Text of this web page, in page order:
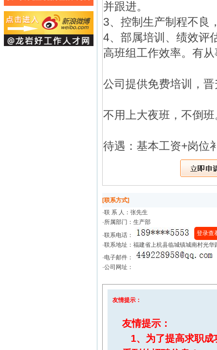
并跟进。
3、控制生产制程不良
4、部属培训、绩效评
高班组工作效率。有
公司提供免费培训，
不用上大夜班，不倒班
待遇：基本工资+岗位
[联系方式]
·联 系 人： 张先生
·所属部门：生产部
·联系电话：
登录查
·联系地址：福建省上杭县临城镇城南村光华
·电子邮件：
·公司网址：
友情提示：
友情提示：
1、为了提高求职成